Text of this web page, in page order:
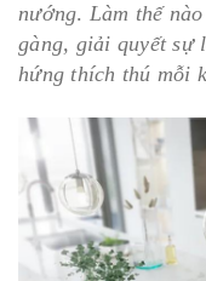
nướng. Làm thế
gàng, giải quyết sự
hứng thích thú mỗi